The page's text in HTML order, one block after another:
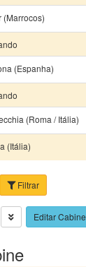
(Marrocos)
(Espanha)
(Roma / Itália)
(Itália)
Filtrar
Editar Cabine